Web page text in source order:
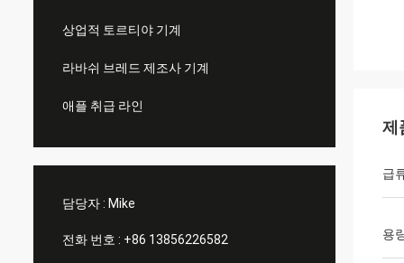
상업적 토르티야 기계
라바쉬 브레드 제조사 기계
애플 취급 라인
담당자 : Mike
전화 번호 : +86 13856226582
제
급
용